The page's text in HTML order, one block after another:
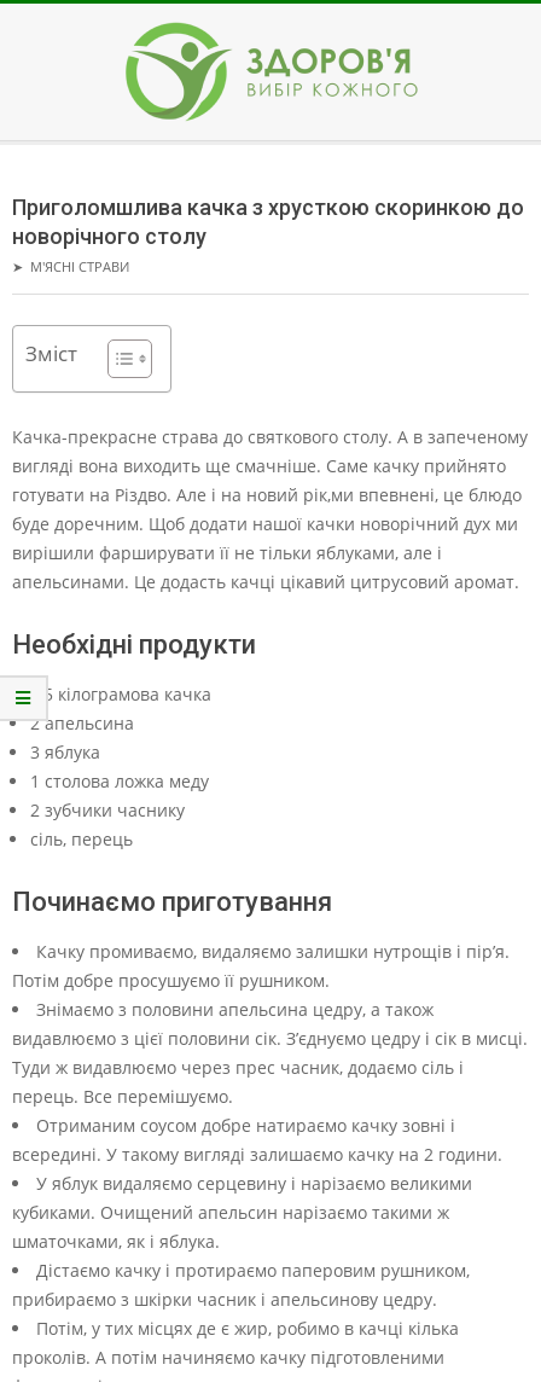
ЗДОРОВ'Я
Menu
Приголомшлива качка з хрусткою скоринкою до
новорічного столу
➤ М'ЯСНІ СТРАВИ
Зміст
Качка-прекрасне страва до святкового столу. А в запеченому
вигляді вона виходить ще смачніше. Саме качку прийнято
готувати на Різдво. Але і на новий рік,ми впевнені, це блюдо
буде доречним. Щоб додати нашої качки новорічний дух ми
вирішили фарширувати її не тільки яблуками, але і
апельсинами. Це додасть качці цікавий цитрусовий аромат.
Необхідні продукти
2,5 кілограмова качка
2 апельсина
3 яблука
1 столова ложка меду
2 зубчики часнику
сіль, перець
Починаємо приготування
Качку промиваємо, видаляємо залишки нутрощів і пір’я.
Потім добре просушуємо її рушником.
Знімаємо з половини апельсина цедру, а також
видавлюємо з цієї половини сік. З’єднуємо цедру і сік в мисці.
Туди ж видавлюємо через прес часник, додаємо сіль і
перець. Все перемішуємо.
Отриманим соусом добре натираємо качку зовні і
всередині. У такому вигляді залишаємо качку на 2 години.
У яблук видаляємо серцевину і нарізаємо великими
кубиками. Очищений апельсин нарізаємо такими ж
шматочками, як і яблука.
Дістаємо качку і протираємо паперовим рушником,
прибираємо з шкірки часник і апельсинову цедру.
Потім, у тих місцях де є жир, робимо в качці кілька
проколів. А потім начиняємо качку підготовленими